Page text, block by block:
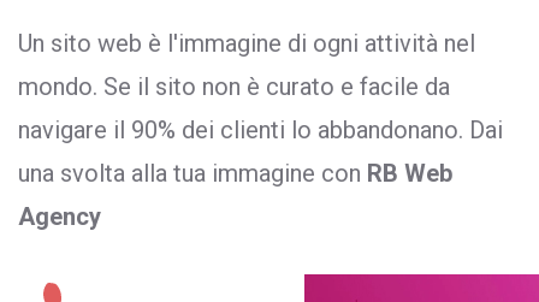
Un sito web è l'immagine di ogni attività nel
mondo. Se il sito non è curato e facile da
navigare il 90% dei clienti lo abbandonano. Dai
una svolta alla tua immagine con RB Web
Agency